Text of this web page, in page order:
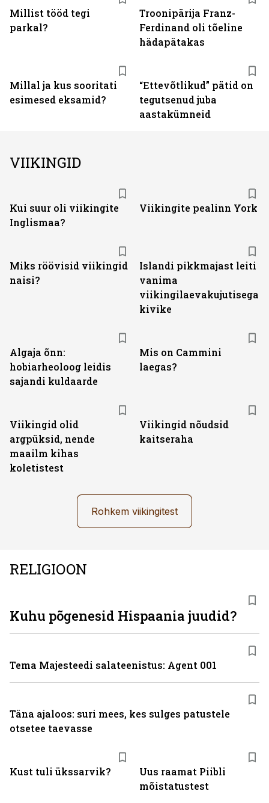
Millist tööd tegi
parkal?
Troonipärija Franz-
Ferdinand oli tõeline
hädapätakas
Millal ja kus sooritati
esimesed eksamid?
“Ettevõtlikud” pätid on
tegutsenud juba
aastakümneid
VIIKINGID
Kui suur oli viikingite
Inglismaa?
Viikingite pealinn York
Miks röövisid viikingid
naisi?
Islandi pikkmajast leiti
vanima
viikingilaevakujutisega
kivike
Algaja õnn:
hobiarheoloog leidis
sajandi kuldaarde
Mis on Cammini
laegas?
Viikingid olid
argpüksid, nende
maailm kihas
koletistest
Viikingid nõudsid
kaitseraha
Rohkem viikingitest
RELIGIOON
Kust tuli ükssarvik?
Uus raamat Piibli
mõistatustest
Kuhu põgenesid Hispaania juudid?
Tema Majesteedi salateenistus: Agent 001
Täna ajaloos: suri mees, kes sulges patustele
otsetee taevasse